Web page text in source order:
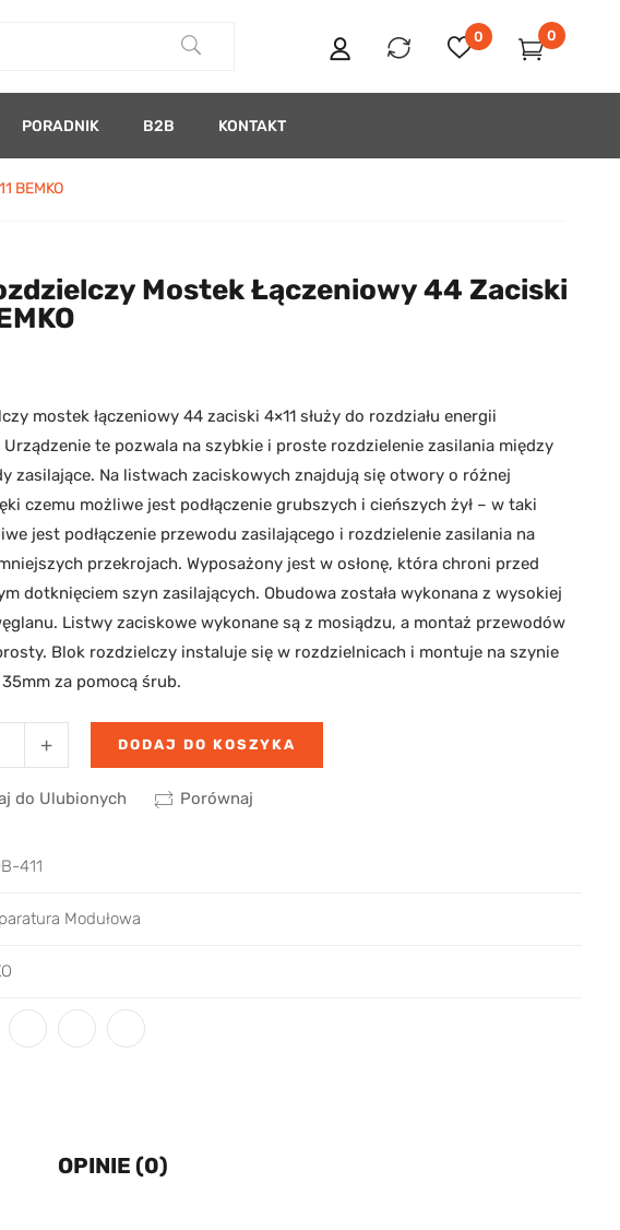
0 0
PORADNIK B2B KONTAKT
BEMKO
Mostek Łączeniowy 44 Zaciski
mostek łączeniowy 44 zaciski 4×11 służy do rozdziału energii
te pozwala na szybkie i proste rozdzielenie zasilania między
zasilające. Na listwach zaciskowych znajdują się otwory o różnej
czemu możliwe jest podłączenie grubszych i cieńszych żył – w taki
jest podłączenie przewodu zasilającego i rozdzielenie zasilania na
przekrojach. Wyposażony jest w osłonę, która chroni przed
dotknięciem szyn zasilających. Obudowa została wykonana z wysokiej
Listwy zaciskowe wykonane są z mosiądzu, a montaż przewodów
Blok rozdzielczy instaluje się w rozdzielnicach i montuje na szynie
za pomocą śrub.
+ DODAJ DO KOSZYKA
do Ulubionych Porównaj
411
Modułowa
OPINIE (0)